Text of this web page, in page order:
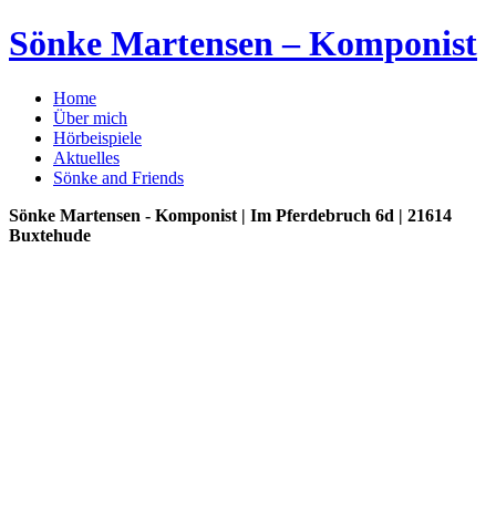
Sönke Martensen – Komponist
Home
Über mich
Hörbeispiele
Aktuelles
Sönke and Friends
Sönke Martensen - Komponist | Im Pferdebruch 6d | 21614
Buxtehude